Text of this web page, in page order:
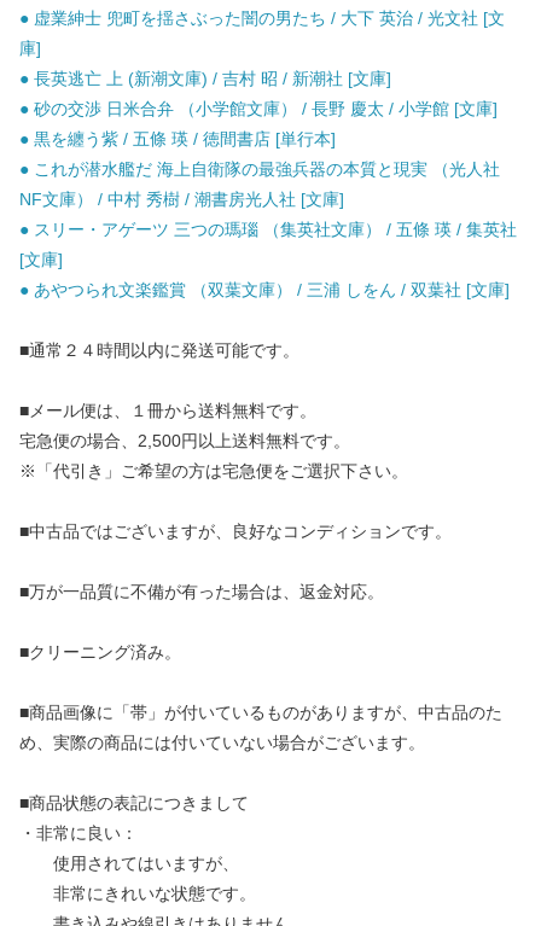
● 虚業紳士 兜町を揺さぶった闇の男たち / 大下 英治 / 光文社 [文
庫]
● 長英逃亡 上 (新潮文庫) / 吉村 昭 / 新潮社 [文庫]
● 砂の交渉 日米合弁 （小学館文庫） / 長野 慶太 / 小学館 [文庫]
● 黒を纏う紫 / 五條 瑛 / 徳間書店 [単行本]
● これが潜水艦だ 海上自衛隊の最強兵器の本質と現実 （光人社
NF文庫） / 中村 秀樹 / 潮書房光人社 [文庫]
● スリー・アゲーツ 三つの瑪瑙 （集英社文庫） / 五條 瑛 / 集英社
[文庫]
● あやつられ文楽鑑賞 （双葉文庫） / 三浦 しをん / 双葉社 [文庫]
■通常２４時間以内に発送可能です。
■メール便は、１冊から送料無料です。
宅急便の場合、2,500円以上送料無料です。
※「代引き」ご希望の方は宅急便をご選択下さい。
■中古品ではございますが、良好なコンディションです。
■万が一品質に不備が有った場合は、返金対応。
■クリーニング済み。
■商品画像に「帯」が付いているものがありますが、中古品のた
め、実際の商品には付いていない場合がございます。
■商品状態の表記につきまして
・非常に良い：
使用されてはいますが、
非常にきれいな状態です。